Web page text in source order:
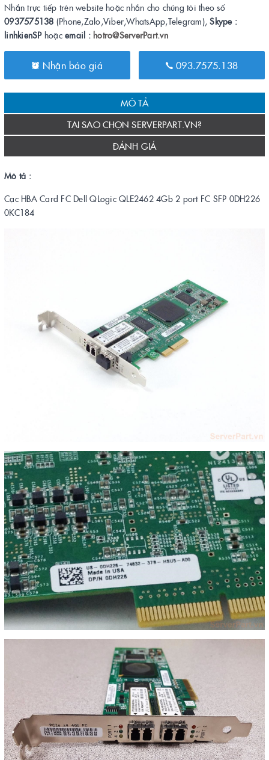
Nhắn trực tiếp trên website hoặc nhắn cho chúng tôi theo số
0937575138 (Phone,Zalo,Viber,WhatsApp,Telegram),Skype :
linhkienSPhoặc email : hotro@ServerPart.vn
Nhận báo giá 093.7575.138
MÔ TẢ
TẠI SAO CHỌN SERVERPART.VN?
ĐÁNH GIÁ
Mô tả :
Cạc HBA Card FC Dell QLogic QLE2462 4Gb 2 port FC SFP 0DH226
0KC184